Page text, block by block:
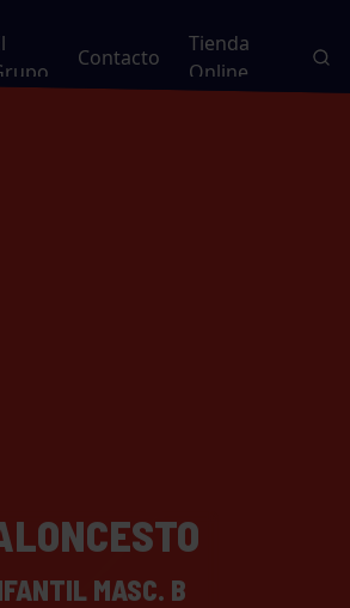
Contacto
Tienda
Online
MASC. B